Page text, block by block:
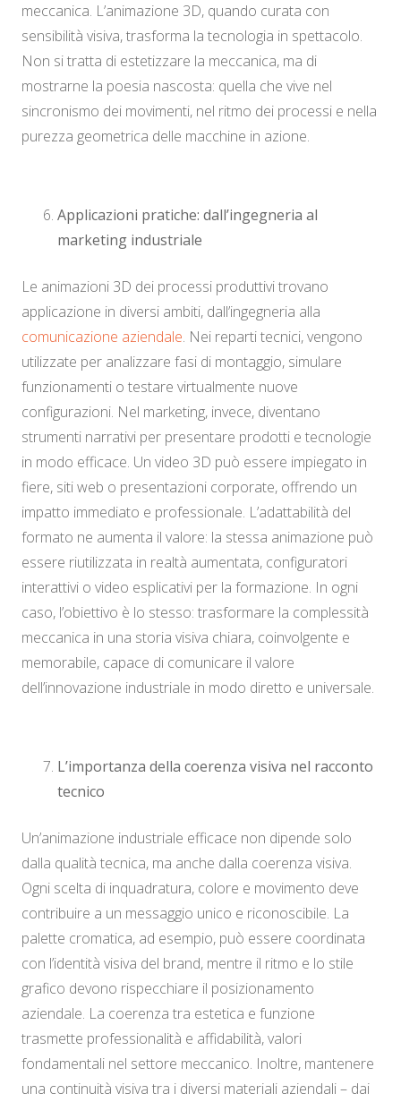
meccanica. L’animazione 3D, quando curata con
sensibilità visiva, trasforma la tecnologia in spettacolo.
Non si tratta di estetizzare la meccanica, ma di
mostrarne la poesia nascosta: quella che vive nel
sincronismo dei movimenti, nel ritmo dei processi e nella
purezza geometrica delle macchine in azione.
Applicazioni pratiche: dall’ingegneria al
marketing industriale
Le animazioni 3D dei processi produttivi trovano
applicazione in diversi ambiti, dall’ingegneria alla
comunicazione aziendale. Nei reparti tecnici, vengono
utilizzate per analizzare fasi di montaggio, simulare
funzionamenti o testare virtualmente nuove
configurazioni. Nel marketing, invece, diventano
strumenti narrativi per presentare prodotti e tecnologie
in modo efficace. Un video 3D può essere impiegato in
fiere, siti web o presentazioni corporate, offrendo un
impatto immediato e professionale. L’adattabilità del
formato ne aumenta il valore: la stessa animazione può
essere riutilizzata in realtà aumentata, configuratori
interattivi o video esplicativi per la formazione. In ogni
caso, l’obiettivo è lo stesso: trasformare la complessità
meccanica in una storia visiva chiara, coinvolgente e
memorabile, capace di comunicare il valore
dell’innovazione industriale in modo diretto e universale.
L’importanza della coerenza visiva nel racconto
tecnico
Un’animazione industriale efficace non dipende solo
dalla qualità tecnica, ma anche dalla coerenza visiva.
Ogni scelta di inquadratura, colore e movimento deve
contribuire a un messaggio unico e riconoscibile. La
palette cromatica, ad esempio, può essere coordinata
con l’identità visiva del brand, mentre il ritmo e lo stile
grafico devono rispecchiare il posizionamento
aziendale. La coerenza tra estetica e funzione
trasmette professionalità e affidabilità, valori
fondamentali nel settore meccanico. Inoltre, mantenere
una continuità visiva tra i diversi materiali aziendali – dai